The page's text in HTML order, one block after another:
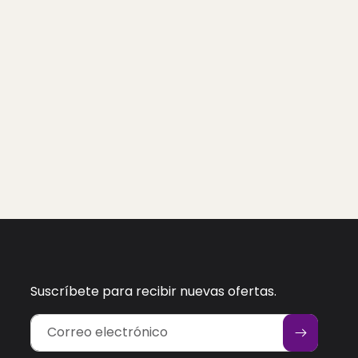
Suscríbete para recibir nuevas ofertas.
Correo electrónico